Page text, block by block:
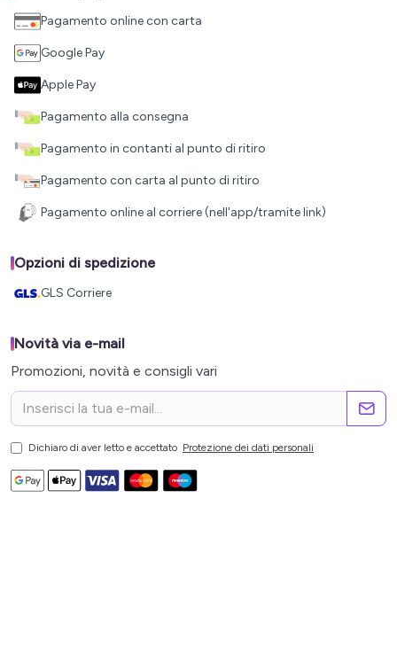
Pagamento online con carta
Google Pay
Apple Pay
Pagamento alla consegna
Pagamento in contanti al punto di ritiro
Pagamento con carta al punto di ritiro
Pagamento online al corriere (nell'app/tramite link)
Opzioni di spedizione
GLS Corriere
Novità via e-mail
Promozioni, novità e consigli vari
Dichiaro di aver letto e accettato Protezione dei dati personali